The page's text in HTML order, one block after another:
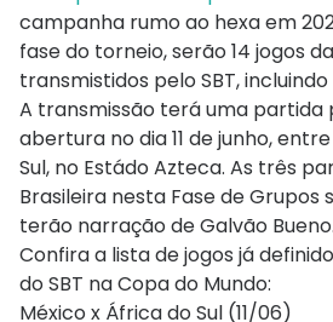
campanha rumo ao hexa em
fase do torneio, serão 14 jogos
transmistidos pelo SBT,
A transmissão terá uma partida
abertura no dia 11 de junho,
Sul, no Estádo Azteca. As três
Brasileira nesta Fase de Grupos
terão narração de Galvão Bueno.
Confira a lista de jogos já
do SBT na Copa do Mundo:
México x África do Sul (11/06)